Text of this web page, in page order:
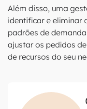
Além disso, uma
identificar e eliminar
padrões de
ajustar os pedidos
de recursos do seu